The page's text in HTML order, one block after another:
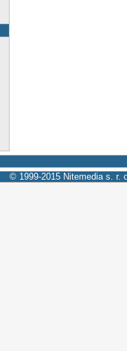
© 1999-2015 Nitemedia s. r.